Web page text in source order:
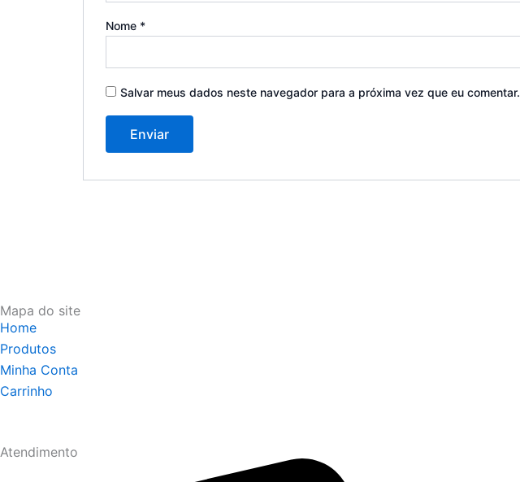
Nome *
Salvar meus dados neste navegador para a próxima vez que eu comentar.
Mapa do site
Home
Produtos
Minha Conta
Carrinho
Atendimento